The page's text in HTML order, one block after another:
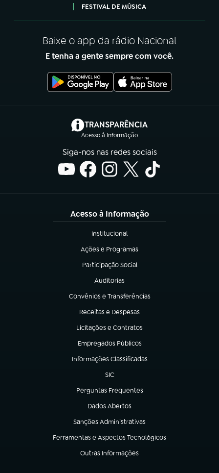
FESTIVAL DE MÚSICA
Baixe o app da rádio Nacional
E tenha a gente sempre com você.
TRANSPARÊNCIA
Acesso à Informação
(abre em nova aba)
Siga-nos nas redes sociais
Acesso à Informação
Institucional
(abre em nova aba)
Ações e Programas
(abre em nova aba)
Participação Social
(abre em nova aba)
Auditorias
(abre em nova aba)
Convênios e Transferências
(abre em nova aba)
Receitas e Despesas
(abre em nova aba)
Licitações e Contratos
(abre em nova aba)
Empregados Públicos
(abre em nova aba)
Informações Classificadas
(abre em nova aba)
SIC
(abre em nova aba)
Perguntas Frequentes
(abre em nova aba)
Dados Abertos
(abre em nova aba)
Sanções Administrativas
(abre em nova aba)
Ferramentas e Aspectos Tecnológicos
(abre em nova aba)
Outras Informações
(abre em nova aba)